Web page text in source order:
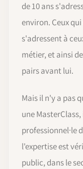
de 10 ans
environ. Ceux
s'adressent à
métier, et ainsi
pairs avant lui.
Mais il n'y a pas
une
professionnel·le
l'expertise est
public, dans le